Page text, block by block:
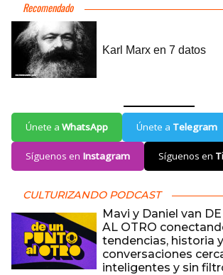
Únete a WhatsApp Únete a Telegram
Síguenos en Instagram Síguenos en
CULTURIZANDO PODCAST
Mavi y Daniel van
AL OTRO
tendencias, historia
conversaciones
inteligentes y sin